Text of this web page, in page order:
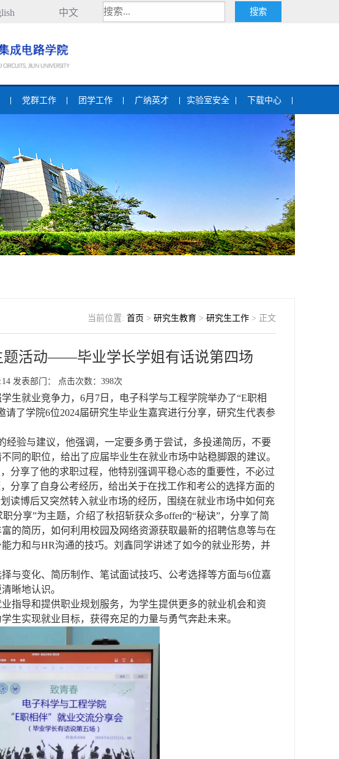
中文
党群工作 团学工作 广纳英才 实验室安全 下载中心
当前位置: 首页 > 研究生教育 > 研究生工作 > 正文
题活动——毕业学长学姐有话说第四场
发表部门： 点击次数： 398次
生就业竞争力， 6月7日， 电子科学与工程学院举办了“E职相
请了学院6位2024届研究生毕业生嘉宾进行分享， 研究生代表参
经验与建议，他强调，一定要多勇于尝试，多投递简历，不要
同的职位，给出了应届毕业生在就业市场中站稳脚跟的建议。
分享了他的求职过程， 他特别强调平稳心态的重要性，不必过
分享了自身公考经历，给出关于在找工作和考公的选择方面的
读博后又突然转入就业市场的经历，围绕在就业市场中如何充
分享”为主题， 介绍了秋招斩获众多offer的“秘诀”，分享了简
的简历， 如何利用校园及网络资源获取最新的招聘信息等与在
能力和与HR沟通的技巧。刘鑫 同学讲述了如今的就业形势，并
与变化、简历制作、笔试面试技巧、公考选择等方面与6位嘉
晰地认识。
指导和提供职业规划服务，为学生提供更多的就业机会和资
学生实现就业目标，获得充足的力量与勇气奔赴未来。